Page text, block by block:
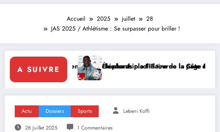
Accueil 2025 juillet
28
JAS 2025 / Athlétisme : Se surpasser pour briller !
A SUIVRE
leadership solidaire de la Côte d’Ivoire en Afrique
Éléphants : la FIF tourne la page Emerse Faé Diplomatie
Actu Dossiers Sports Lebeni Koffi
28 Juillet 2025 1 Commentaires